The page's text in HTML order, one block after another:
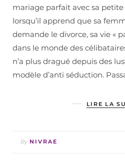
mariage parfait avec sa
lorsqu’il apprend que sa
demande le divorce, sa vie «
dans le monde des
n’a plus dragué depuis des
modèle d’anti séduction.
LIRE LA
By NIVRAE